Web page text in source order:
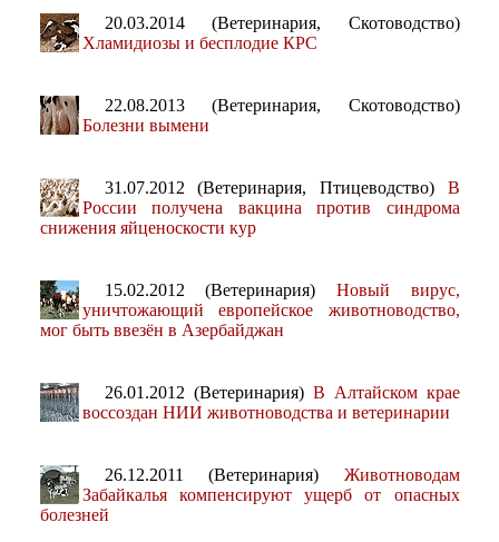
20.03.2014 (Ветеринария, Скотоводство)
Хламидиозы и бесплодие КРС
22.08.2013 (Ветеринария, Скотоводство)
Болезни вымени
31.07.2012 (Ветеринария, Птицеводство) В
России получена вакцина против синдрома
снижения яйценоскости кур
15.02.2012 (Ветеринария) Новый вирус,
уничтожающий европейское животноводство,
мог быть ввезён в Азербайджан
26.01.2012 (Ветеринария) В Алтайском крае
воссоздан НИИ животноводства и ветеринарии
26.12.2011 (Ветеринария) Животноводам
Забайкалья компенсируют ущерб от опасных
болезней